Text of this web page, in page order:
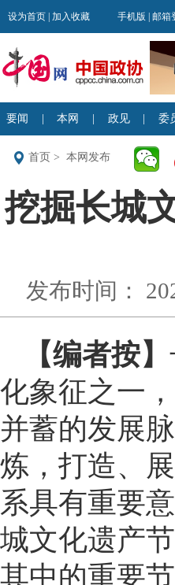
首页 > 本网发布
挖掘长城
发布时间：
【编者按】
化象征之一
并蓄的发展
炼，打造、
系具有重要
城文化遗产
其中的重要